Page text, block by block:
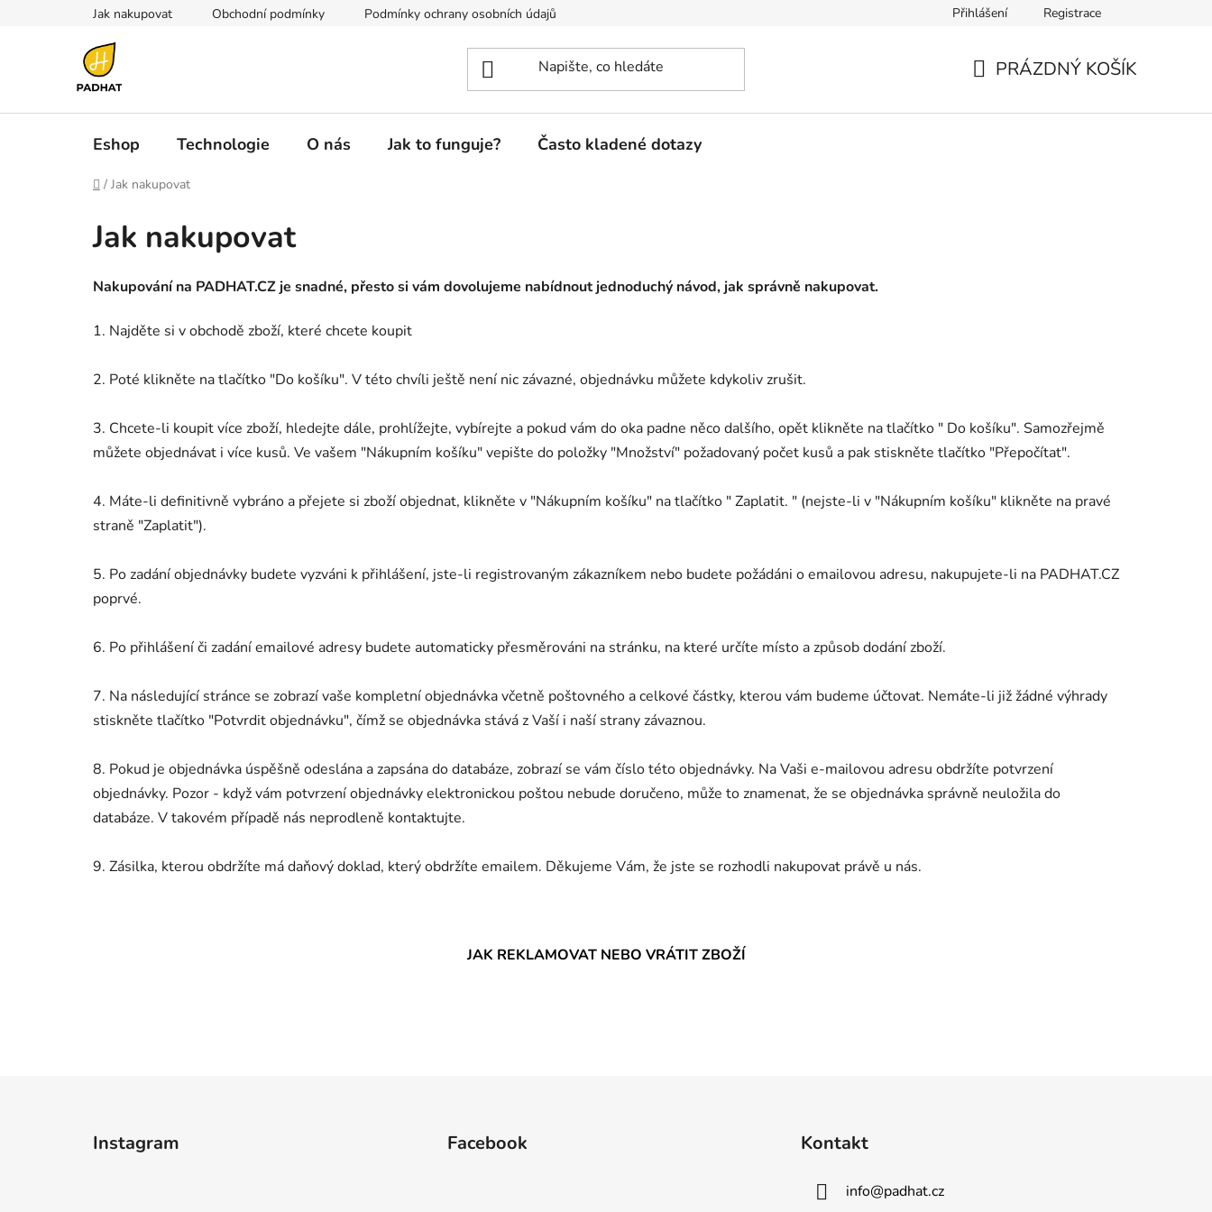
Jak nakupovat Obchodní podmínky Podmínky ochrany osobních údajů Přihlášení Registrace
PRÁZDNÝ KOŠÍK
Eshop Technologie O nás Jak to funguje? Často kladené dotazy
Domů
/ Jak nakupovat
Jak nakupovat
Nakupování na PADHAT.CZ je snadné, přesto si vám dovolujeme nabídnout jednoduchý návod, jak správně nakupovat.
1. Najděte si v obchodě zboží, které chcete koupit
2. Poté klikněte na tlačítko "Do košíku". V této chvíli ještě není nic závazné, objednávku můžete kdykoliv zrušit.
3. Chcete-li koupit více zboží, hledejte dále, prohlížejte, vybírejte a pokud vám do oka padne něco dalšího, opět klikněte na tlačítko " Do košíku". Samozřejmě
můžete objednávat i více kusů. Ve vašem "Nákupním košíku" vepište do položky "Množství" požadovaný počet kusů a pak stiskněte tlačítko "Přepočítat".
4. Máte-li definitivně vybráno a přejete si zboží objednat, klikněte v "Nákupním košíku" na tlačítko " Zaplatit. " (nejste-li v "Nákupním košíku" klikněte na pravé
straně "Zaplatit").
5. Po zadání objednávky budete vyzváni k přihlášení, jste-li registrovaným zákazníkem nebo budete požádáni o emailovou adresu, nakupujete-li na PADHAT.CZ
poprvé.
6. Po přihlášení či zadání emailové adresy budete automaticky přesměrováni na stránku, na které určíte místo a způsob dodání zboží.
7. Na následující stránce se zobrazí vaše kompletní objednávka včetně poštovného a celkové částky, kterou vám budeme účtovat. Nemáte-li již žádné výhrady
stiskněte tlačítko "Potvrdit objednávku", čímž se objednávka stává z Vaší i naší strany závaznou.
8. Pokud je objednávka úspěšně odeslána a zapsána do databáze, zobrazí se vám číslo této objednávky. Na Vaši e-mailovou adresu obdržíte potvrzení
objednávky. Pozor - když vám potvrzení objednávky elektronickou poštou nebude doručeno, může to znamenat, že se objednávka správně neuložila do
databáze. V takovém případě nás neprodleně kontaktujte.
9. Zásilka, kterou obdržíte má daňový doklad, který obdržíte emailem. Děkujeme Vám, že jste se rozhodli nakupovat právě u nás.
JAK REKLAMOVAT NEBO VRÁTIT ZBOŽÍ
Instagram Facebook Kontakt
info@padhat.cz